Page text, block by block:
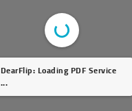
DearFlip: Loading PDF Service
...